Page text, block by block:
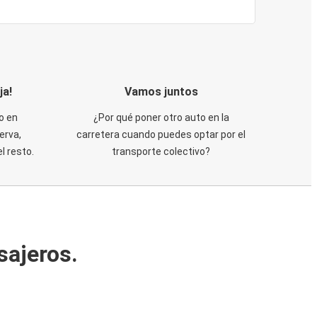
en
resto.
Vamos juntos
¿Por qué poner otro auto en la
carretera cuando puedes optar por el
transporte colectivo?